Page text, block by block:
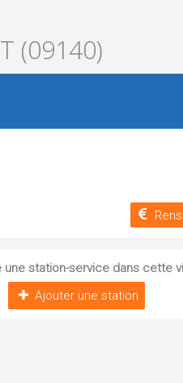
(09140)
une station-service dans cette
Ajouter une station